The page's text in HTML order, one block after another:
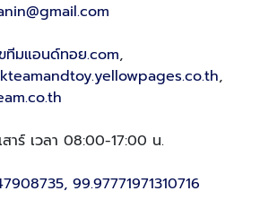
ทีมแอนด์ทอย.com,
,
าร์ เวลา 08:00-17:00 น.
99.97771971310716